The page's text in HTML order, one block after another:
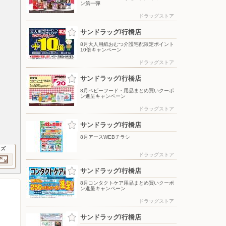
ン第一弾
ドラッグストア
サンドラッグ/行橋店
8月大人用紙おむつ介護宅配限定ポイント
10倍キャンペーン
ドラッグストア
サンドラッグ/行橋店
8月ベビーフード・用品まとめ買いクーポ
ン進呈キャンペーン
ドラッグストア
サンドラッグ/行橋店
8月アースWEBチラシ
ドラッグストア
サンドラッグ/行橋店
8月コンタクトケア用品まとめ買いクーポ
ン進呈キャンペーン
ドラッグストア
サンドラッグ/行橋店